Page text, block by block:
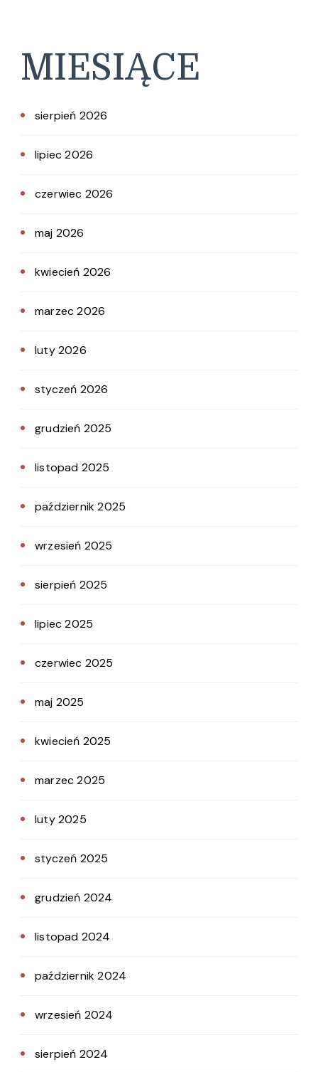
MIESIĄCE
sierpień 2026
lipiec 2026
czerwiec 2026
maj 2026
kwiecień 2026
marzec 2026
luty 2026
styczeń 2026
grudzień 2025
listopad 2025
październik 2025
wrzesień 2025
sierpień 2025
lipiec 2025
czerwiec 2025
maj 2025
kwiecień 2025
marzec 2025
luty 2025
styczeń 2025
grudzień 2024
listopad 2024
październik 2024
wrzesień 2024
sierpień 2024